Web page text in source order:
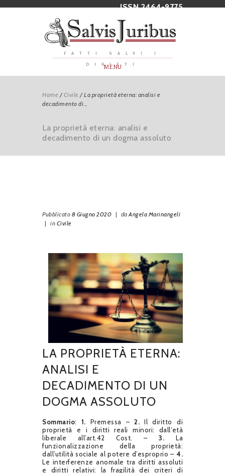
ISSN 2464-9775
FATTI SALVI I
DIRITTI
MENU
Home /Civile /La proprietà eterna: analisi e
decadimento di...
La proprietà eterna: analisi e
decadimento di un dogma assoluto
Pubblicato 8 Giugno 2020 | daAngela Marinangeli
| in Civile
LA PROPRIETÀ ETERNA:
ANALISI E
DECADIMENTO DI UN
DOGMA ASSOLUTO
Sommario: 1. Premessa –2. Il diritto di
proprietà e i diritti reali minori: dall’età
liberale all’art.42 Cost. –3. La
funzionalizzazione della proprietà:
dall’utilità sociale al potere d’esproprio – 4.
Le interferenze anomale tra diritti assoluti
e diritti relativi: la fragilità dei criteri di